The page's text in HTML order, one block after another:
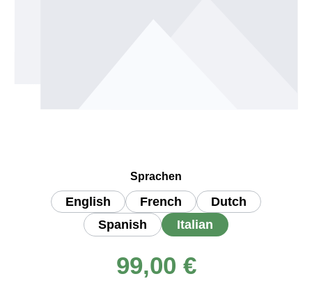
99,00 €
Sprachen
English French
Dutch
Spanish
Italian